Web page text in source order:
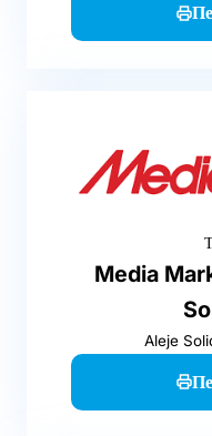
Media
Aleje